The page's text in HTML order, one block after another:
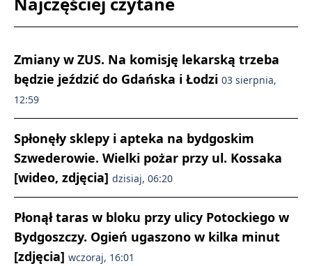
Zmiany w ZUS. Na komisję lekarską trzeba
będzie jeździć do Gdańska i Łodzi 03 sierpnia,
12:59
Spłonęły sklepy i apteka na bydgoskim
Szwederowie. Wielki pożar przy ul. Kossaka
[wideo, zdjęcia] dzisiaj, 06:20
Płonął taras w bloku przy ulicy Potockiego w
Bydgoszczy. Ogień ugaszono w kilka minut
[zdjęcia] wczoraj, 16:01